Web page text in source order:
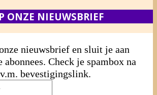
ONZE NIEUWSBRIEF
nieuwsbrief en sluit je aan
abonnees. Check je spambox na
bevestigingslink.